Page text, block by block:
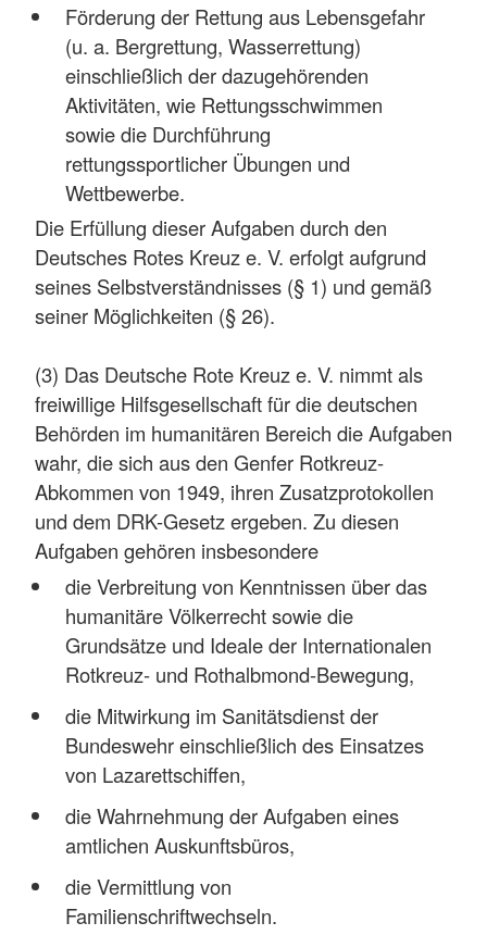
Förderung der Rettung aus Lebensgefahr
(u. a. Bergrettung, Wasserrettung)
einschließlich der dazugehörenden
Aktivitäten, wie Rettungsschwimmen
sowie die Durchführung
rettungssportlicher Übungen und
Wettbewerbe.
Die Erfüllung dieser Aufgaben durch den
Deutsches Rotes Kreuz e. V. erfolgt aufgrund
seines Selbstverständnisses (§ 1) und gemäß
seiner Möglichkeiten (§ 26).
(3) Das Deutsche Rote Kreuz e. V. nimmt als
freiwillige Hilfsgesellschaft für die deutschen
Behörden im humanitären Bereich die Aufgaben
wahr, die sich aus den Genfer Rotkreuz-
Abkommen von 1949, ihren Zusatzprotokollen
und dem DRK-Gesetz ergeben. Zu diesen
Aufgaben gehören insbesondere
die Verbreitung von Kenntnissen über das
humanitäre Völkerrecht sowie die
Grundsätze und Ideale der Internationalen
Rotkreuz- und Rothalbmond-Bewegung,
die Mitwirkung im Sanitätsdienst der
Bundeswehr einschließlich des Einsatzes
von Lazarettschiffen,
die Wahrnehmung der Aufgaben eines
amtlichen Auskunftsbüros,
die Vermittlung von
Familienschriftwechseln.